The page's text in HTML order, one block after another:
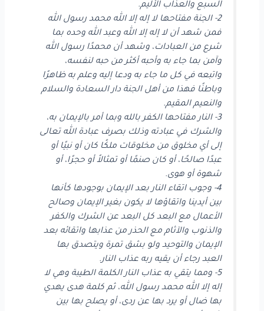
السبع والعذاب الأليم.
2- الجنة مفتاحها لا إله إلا الله محمد رسول الله
فمن شهد أن لا إله إلا الله وعبد الله وحده بما
شرع من العبادات، وشهد أن محمدًا رسول الله
وآمن بما جاء به وأحبه أكثر من حبه لنفسه،
واتبعه في كل ما جاء به ودعا إليه وعلم به ظاهرًا
وباطنًا فهذا من أهل الجنة دار السعادة والسلام
والنعيم المقيم.
3- النار مفتاحها الكفر بالله وبما أمر بالإيمان به،
والشرك في عبادته وذلك بصرف عبادة الله تعالى
إلى أي مخلوق من مخلوقات ملكًا كان أو نبيًا أو
عبدًا صالحًا، أو كان صنمًا أو تمثالاً أو حجرًا، أو
شهوة أو هوى.
4- وجوب اتقاء النار بعد الإيمان بوجودها كأنها
بين أيدينا واتقاؤها لا يكون بغير الإيمان وصالح
الأعمال مع البعد كل البعد عن الشرك والكفر
والذنوب والآثام مع الحذر من عذابها واتقائه بعد
الإيمان والتوحيد ولو بشق تمرة ويتصدق بها
العبد رجاء أن يقيه ربه عذاب النار.
5- ومما يتقي به عذاب النار الكلمة الطيبة وهي لا
إله إلا الله محمد رسول الله، ثم كلمة هدى يهدي
بها ضال أو يرد بها عن ردى، أو يصلح بها بين